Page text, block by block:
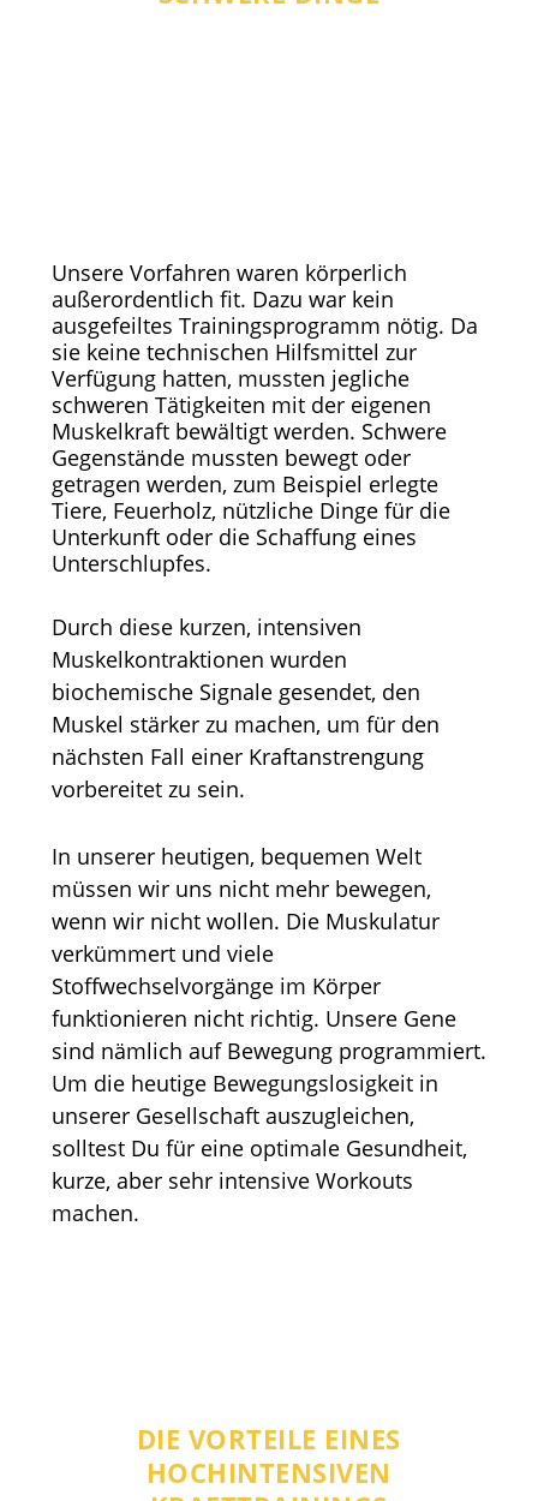
Unsere Vorfahren waren körperlich
außerordentlich fit. Dazu war kein
ausgefeiltes Trainingsprogramm nötig. Da
sie keine technischen Hilfsmittel zur
Verfügung hatten, mussten jegliche
schweren Tätigkeiten mit der eigenen
Muskelkraft bewältigt werden. Schwere
Gegenstände mussten bewegt oder
getragen werden, zum Beispiel erlegte
Tiere, Feuerholz, nützliche Dinge für die
Unterkunft oder die Schaffung eines
Unterschlupfes.
Durch diese kurzen, intensiven
Muskelkontraktionen wurden
biochemische Signale gesendet, den
Muskel stärker zu machen, um für den
nächsten Fall einer Kraftanstrengung
vorbereitet zu sein.
In unserer heutigen, bequemen Welt
müssen wir uns nicht mehr bewegen,
wenn wir nicht wollen. Die Muskulatur
verkümmert und viele
Stoffwechselvorgänge im Körper
funktionieren nicht richtig. Unsere Gene
sind nämlich auf Bewegung programmiert.
Um die heutige Bewegungslosigkeit in
unserer Gesellschaft auszugleichen,
solltest Du für eine optimale Gesundheit,
kurze, aber sehr intensive Workouts
machen.
DIE VORTEILE EINES
HOCHINTENSIVEN